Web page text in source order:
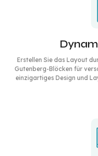
Erstellen Sie das Layout
Gutenberg-Blöcken für
einzigartiges Design und